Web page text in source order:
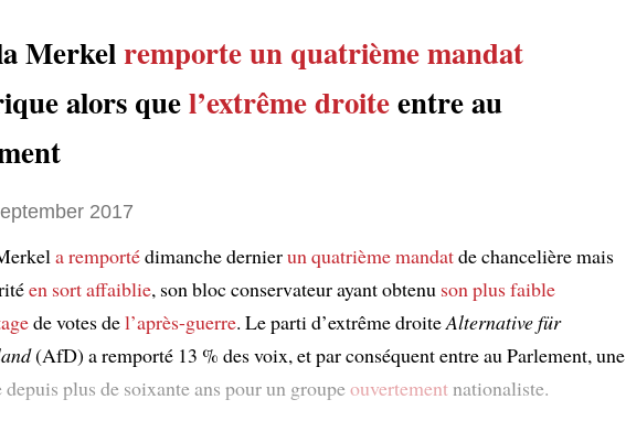
Merkelremporteun quatrième mandat
alors quel’extrême droiteentre au
2017
a remportédimanche dernierun quatrième mandatde chancelière mais
en sort affaiblie, son bloc conservateur ayant obtenu son plus faible
de votes del’après-guerre. Le parti d’extrême droiteAlternative für
(AfD) a remporté 13 % des voix, et par conséquent entre au Parlement, une
plus de soixante ans pour un groupeouvertementnationaliste.